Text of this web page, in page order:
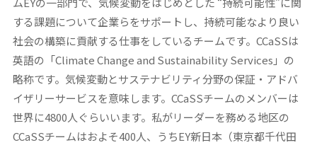
する課題について企業らをサポートし、持続可能なより良い
社会の構築に貢献する仕事をしているチームです。CCaSSは
英語の「Climate Change and Sustainability Services」の
略称です。気候変動とサステナビリティ分野の保証・アドバ
イザリーサービスを意味します。CCaSSチームのメンバーは
世界に4800人ぐらいいます。私がリーダーを務める地区の
CCaSSチームはおよそ400人、うちEY新日本（東京都千代田